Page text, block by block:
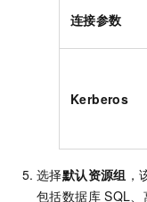
连接参数
Kerberos
选择默认资源组
包括数据库 SQL、